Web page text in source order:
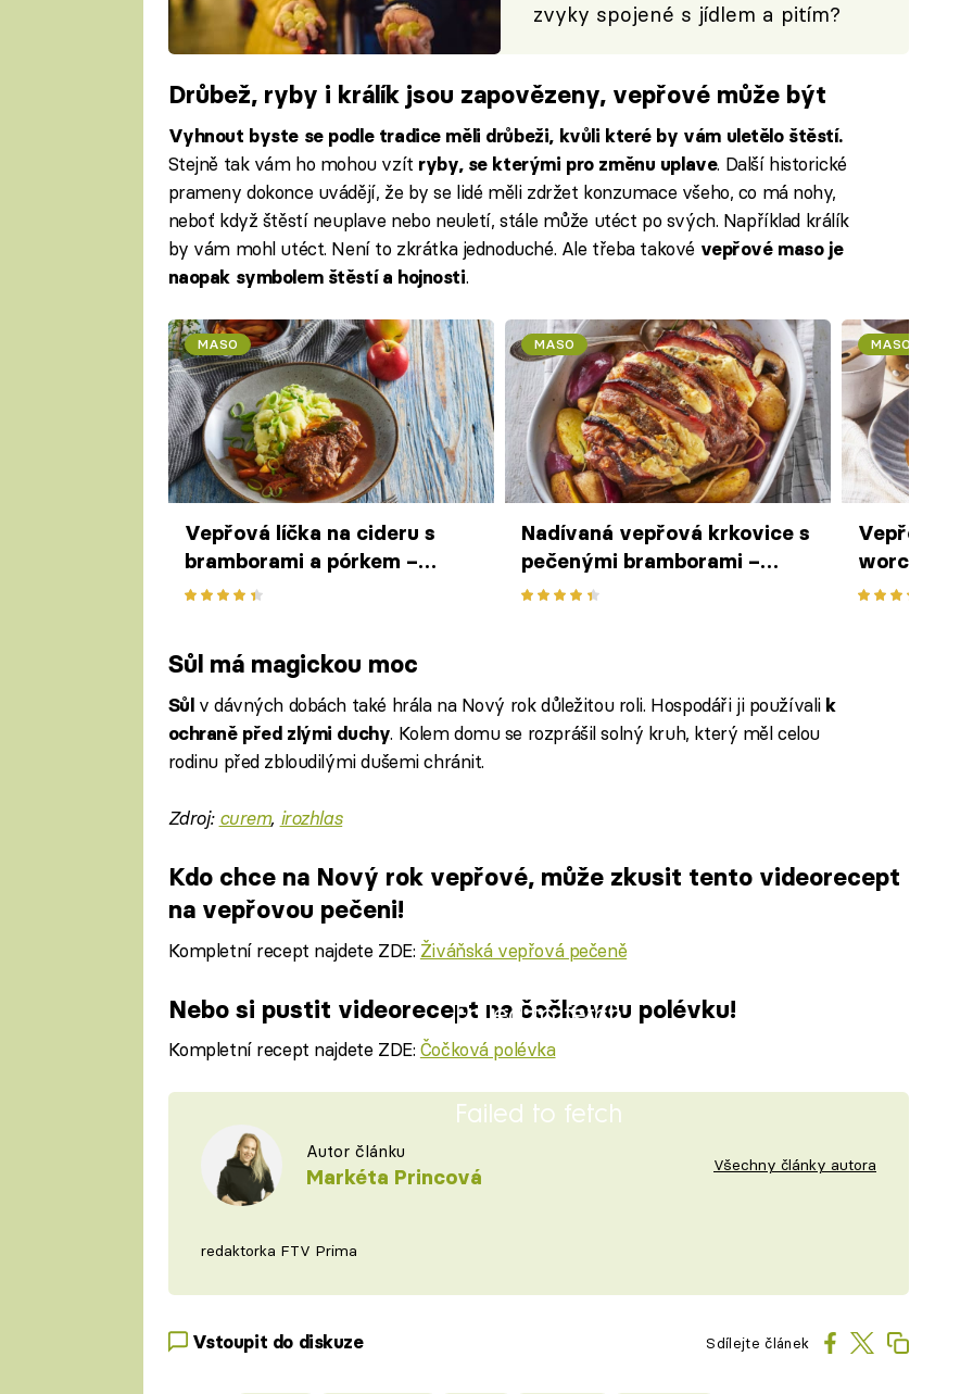
zvyky spojené s jídlem a pitím?
Drůbež, ryby i králík jsou zapovězeny, vepřové může být
Vyhnout byste se podle tradice měli drůbeži, kvůli které by vám uletělo štěstí.
Stejně tak vám ho mohou vzít ryby, se kterými pro změnu uplave. Další historické
prameny dokonce uvádějí, že by se lidé měli zdržet konzumace všeho, co má nohy,
neboť když štěstí neuplave nebo neuletí, stále může utéct po svých. Například králík
by vám mohl utéct. Není to zkrátka jednoduché. Ale třeba takové vepřové maso je
naopak symbolem štěstí a hojnosti.
MASO
Vepřová líčka na cideru s
bramborami a pórkem –
pozvolna dušené maso s vůní
MASO
Nadívaná vepřová krkovice s
pečenými bramborami –
šťavnatý oběd z trouby
MASO
Vepřové
– poctivý
Sůl má magickou moc
Sůl v dávných dobách také hrála na Nový rok důležitou roli. Hospodáři ji používali k
ochraně před zlými duchy. Kolem domu se rozprášil solný kruh, který měl celou
rodinu před zbloudilými dušemi chránit.
Zdroj: curem, irozhlas
Kdo chce na Nový rok vepřové, může zkusit tento videorecept
na vepřovou pečeni!
Kompletní recept najdete ZDE: Živáňská vepřová pečeně
Failed to fetch
Nebo si pustit videorecept na čočkovou polévku!
Kompletní recept najdete ZDE: Čočková polévka
Failed to fetch
Autor článku
Markéta Princová Všechny články autora
redaktorka FTV Prima
Vstoupit do diskuze Sdílejte článek